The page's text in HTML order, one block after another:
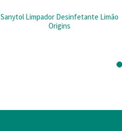
Sanytol Limpador Desinfetante Limão
Origins